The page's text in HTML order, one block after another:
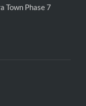
Town Phase 7